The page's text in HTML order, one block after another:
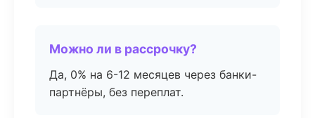
Можно ли в рассрочку?
Да, 0% на 6-12 месяцев через банки-
партнёры, без переплат.